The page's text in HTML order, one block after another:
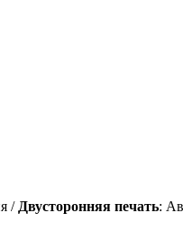
/ Двусторонняя печать: